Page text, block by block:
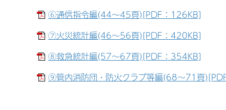
⑥通信指令編(44～45頁)[PDF：126KB]
⑦火災統計編(46～56頁)[PDF：420KB]
⑧救急統計編(57～67頁)[PDF：354KB]
⑨管内消防団・防火クラブ等編(68～71頁